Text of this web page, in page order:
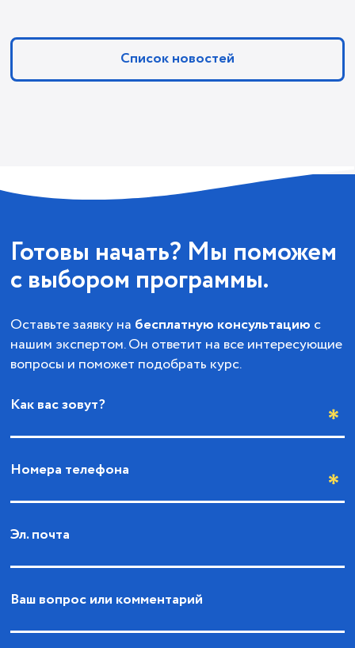
Список новостей
Готовы начать? Мы поможем
с выбором программы.
Оставьте заявку на бесплатную консультацию с
нашим экспертом. Он ответит на все интересующие
вопросы и поможет подобрать курс.
Как вас зовут?
Номера телефона
Эл. почта
Ваш вопрос или комментарий